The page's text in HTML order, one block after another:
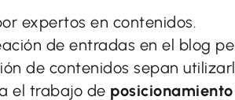
expertos en contenidos.
de entradas en el blog
de contenidos sepan
el trabajo de